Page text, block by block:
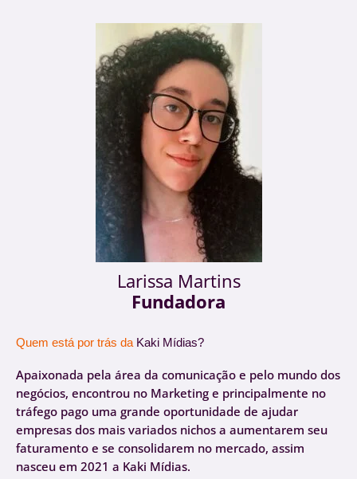
Larissa Martins
Fundadora
Quem está por trás da Kaki Mídias?
Apaixonada pela área da comunicação e pelo mundo dos
negócios, encontrou no Marketing e principalmente no
tráfego pago uma grande oportunidade de ajudar
empresas dos mais variados nichos a aumentarem seu
faturamento e se consolidarem no mercado, assim
nasceu em 2021 a Kaki Mídias.